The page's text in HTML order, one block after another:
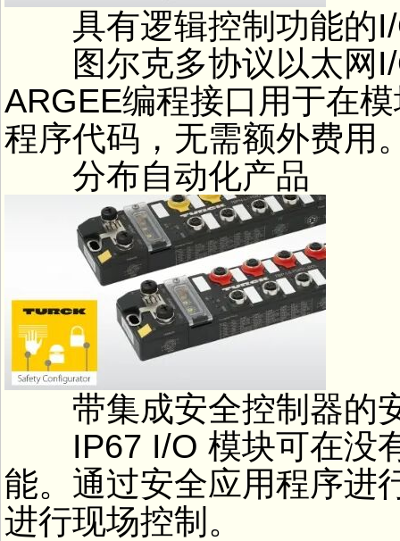
具有逻辑控制功能的I/
图尔克多协议以太网I/
ARGEE编程接口用于在
程序代码，无需额外费用
分布自动化产品
带集成安全控制器的
IP67 I/O 模块可在没有
能。通过安全应用程序进
进行现场控制。